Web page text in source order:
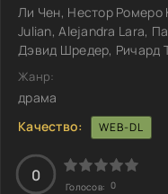
Ли Чен, Нестор Ромеро
Julian, Alejandra Lara,
Дэвид Шредер, Ричард
Жанр:
драма
Качество:
WEB-DL
0
Голосов: 0